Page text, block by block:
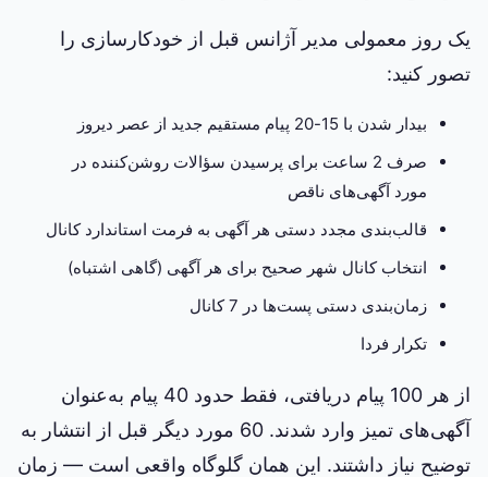
یک روز معمولی مدیر آژانس قبل از خودکارسازی را
تصور کنید:
بیدار شدن با 15-20 پیام مستقیم جدید از عصر دیروز
صرف 2 ساعت برای پرسیدن سؤالات روشن‌کننده در
مورد آگهی‌های ناقص
قالب‌بندی مجدد دستی هر آگهی به فرمت استاندارد کانال
انتخاب کانال شهر صحیح برای هر آگهی (گاهی اشتباه)
زمان‌بندی دستی پست‌ها در 7 کانال
تکرار فردا
از هر 100 پیام دریافتی، فقط حدود 40 پیام به‌عنوان
آگهی‌های تمیز وارد شدند. 60 مورد دیگر قبل از انتشار به
توضیح نیاز داشتند. این همان گلوگاه واقعی است — زمان